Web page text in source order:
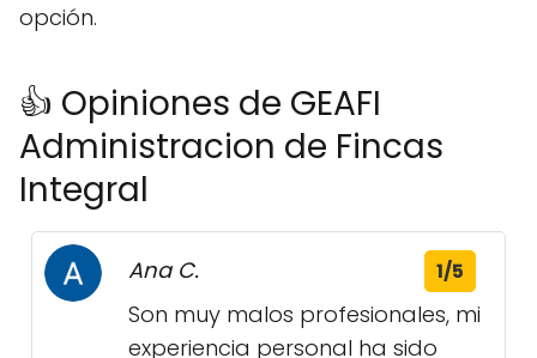
opción.
👍 Opiniones de GEAFI
Administracion de Fincas
Integral
Ana C. 1/5
Son muy malos profesionales, mi
experiencia personal ha sido